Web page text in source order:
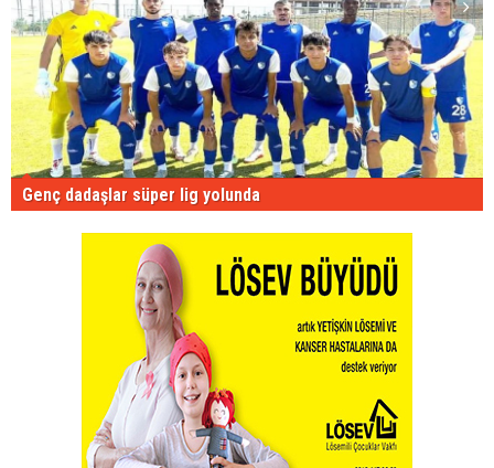
Genç dadaşlar süper lig yolunda